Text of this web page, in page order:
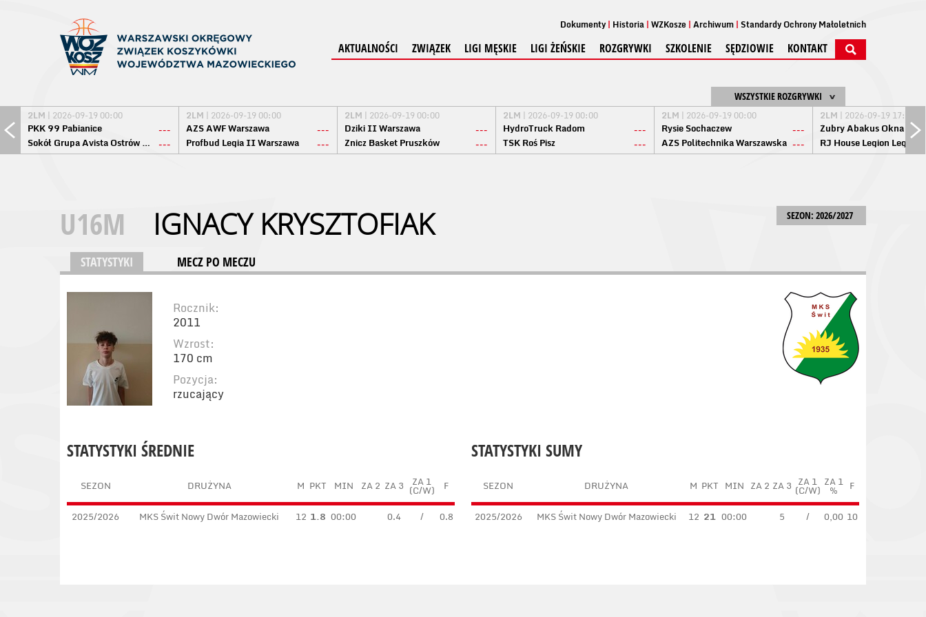
Dokumenty Historia WZKosze Archiwum Standardy Ochrony Małoletnich
AKTUALNOŚCI ZWIĄZEK LIGI MĘSKIE LIGI ŻEŃSKIE ROZGRYWKI SZKOLENIE SĘDZIOWIE KONTAKT
WSZYSTKIE ROZGRYWKI
2LM | 2026-09-19 00:00
PKK 99 Pabianice
---
Sokół Grupa Avista Ostrów Maz. ---
2LM | 2026-09-19 00:00
AZS AWF Warszawa
---
Profbud Legia II Warszawa
---
2LM | 2026-09-19 00:00
Dziki II Warszawa
---
Znicz Basket Pruszków
---
2LM | 2026-09-19 00:00
HydroTruck Radom
---
TSK Roś Pisz
---
2LM | 2026-09-19 00:00
Rysie Sochaczew
---
AZS Politechnika Warszawska ---
2LM | 2026-09-19 17:00
Żubry Abakus Okna
RJ House Legion
SEZON: 2026/2027
U16M IGNACY KRYSZTOFIAK
STATYSTYKI MECZ PO MECZU
Rocznik:
2011
Wzrost:
170 cm
Pozycja:
rzucający
STATYSTYKI SUMY
SEZON DRUŻYNA M PKT MIN ZA 2 ZA 3 ZA 1
(C/W)
ZA 1
% F
2025/2026 MKS Świt Nowy Dwór Mazowiecki 12 21 00:00 5 / 0,00 10
STATYSTYKI ŚREDNIE
SEZON DRUŻYNA M PKT MIN ZA 2 ZA 3 ZA 1
(C/W) F
2025/2026 MKS Świt Nowy Dwór Mazowiecki 12 1.8 00:00 0.4 / 0.8